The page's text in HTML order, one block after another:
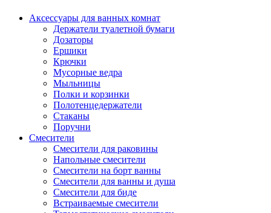
Аксессуары для ванных комнат
Держатели туалетной бумаги
Дозаторы
Ершики
Крючки
Мусорные ведра
Мыльницы
Полки и корзинки
Полотенцедержатели
Стаканы
Поручни
Смесители
Смесители для раковины
Напольные смесители
Смесители на борт ванны
Смесители для ванны и душа
Смесители для биде
Встраиваемые смесители